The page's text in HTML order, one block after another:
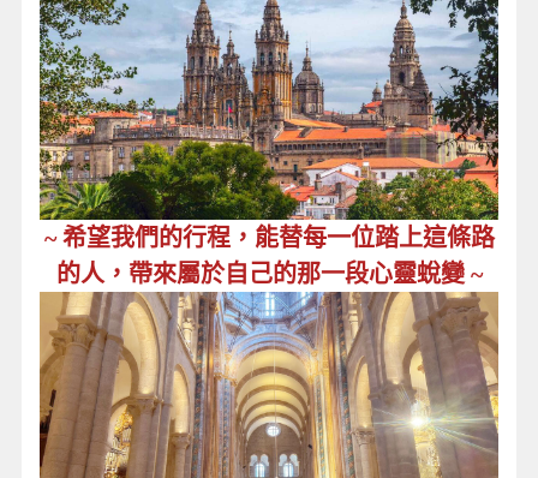
~ 希望我們的行程，能替每一位踏上這條路
的人，帶來屬於自己的那一段心靈蛻變 ~